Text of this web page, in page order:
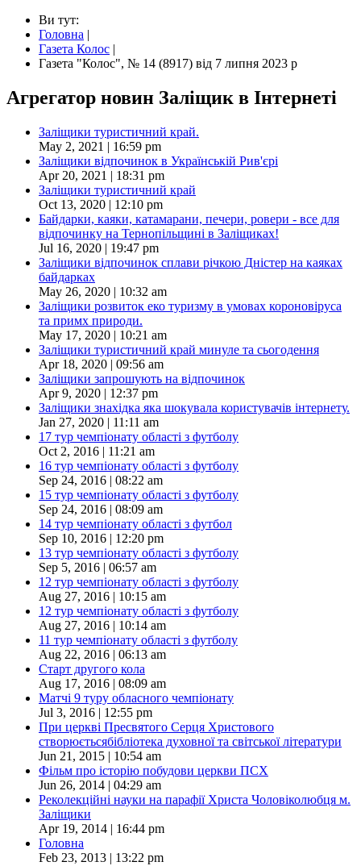
Ви тут:
Головна |
Газета Колос |
Газета "Колос", № 14 (8917) від 7 липня 2023 р
Агрегатор новин Заліщик в Інтернеті
Заліщики туристичний край.
May 2, 2021 | 16:59 pm
Заліщики відпочинок в Українській Рив'єрі
Apr 20, 2021 | 18:31 pm
Заліщики туристичний край
Oct 13, 2020 | 12:10 pm
Байдарки, каяки, катамарани, печери, ровери - все для
відпочинку на Тернопільщині в Заліщиках!
Jul 16, 2020 | 19:47 pm
Заліщики відпочинок сплави річкою Дністер на каяках
байдарках
May 26, 2020 | 10:32 am
Заліщики розвиток еко туризму в умовах короновіруса
та примх природи.
May 17, 2020 | 10:21 am
Заліщики туристичний край минуле та сьогодення
Apr 18, 2020 | 09:56 am
Заліщики запрошують на відпочинок
Apr 9, 2020 | 12:37 pm
Заліщики знахідка яка шокувала користувачів інтернету.
Jan 27, 2020 | 11:11 am
17 тур чемпіонату області з футболу
Oct 2, 2016 | 11:21 am
16 тур чемпіонату області з футболу
Sep 24, 2016 | 08:22 am
15 тур чемпіонату області з футболу
Sep 24, 2016 | 08:09 am
14 тур чемпіонату області з футбол
Sep 10, 2016 | 12:20 pm
13 тур чемпіонату області з футболу
Sep 5, 2016 | 06:57 am
12 тур чемпіонату області з футболу
Aug 27, 2016 | 10:15 am
12 тур чемпіонату області з футболу
Aug 27, 2016 | 10:14 am
11 тур чемпіонату області з футболу
Aug 22, 2016 | 06:13 am
Старт другого кола
Aug 17, 2016 | 08:09 am
Матчі 9 туру обласного чемпіонату
Jul 3, 2016 | 12:55 pm
При церкві Пресвятого Серця Христового
створюєтьсябібліотека духовної та світської літератури
Jun 21, 2015 | 10:54 am
Фільм про історію побудови церкви ПСХ
Jun 26, 2014 | 04:29 am
Реколекційні науки на парафії Христа Чоловіколюбця м.
Заліщики
Apr 19, 2014 | 16:44 pm
Головна
Feb 23, 2013 | 13:22 pm